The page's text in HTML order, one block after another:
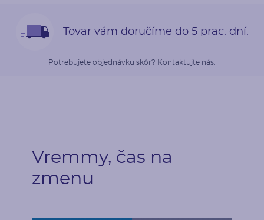
Materiál
Farba
Tovar vám doručíme do 5 prac. dní.
Potrebujete objednávku skôr? Kontaktujte nás.
Vremmy, čas na
zmenu